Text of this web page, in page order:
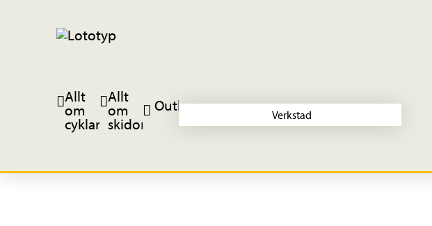
Allt
om
cyklar
Allt
om
skidor
Outlet
Verkstad